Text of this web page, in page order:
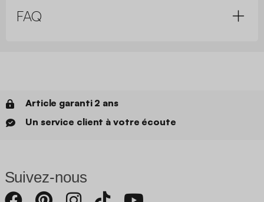
FAQ
Article garanti 2 ans
Un service client à votre écoute
Suivez-nous